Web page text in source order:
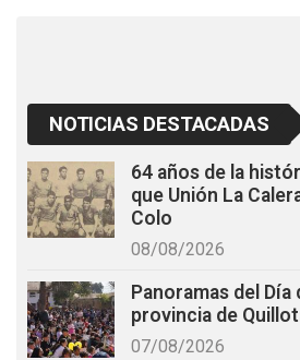
NOTICIAS DESTACADAS
64 años de la
que Unión La
Colo
08/08/2026
Panoramas del Día
provincia de
07/08/2026